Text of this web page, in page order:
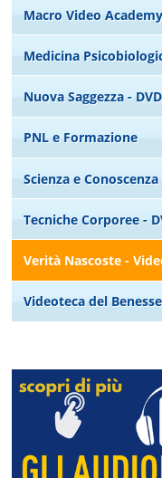
Macro Video
Medicina
Nuova Saggezza - DVD
PNL e Formazione
Scienza e Conoscenza
Tecniche Corporee -
Verità Nascoste -
Videoteca del